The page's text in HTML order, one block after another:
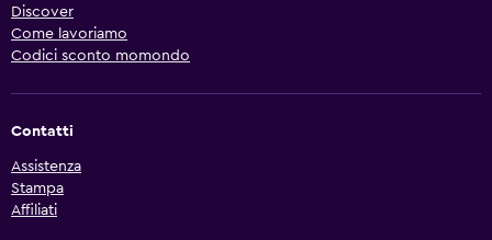
Discover
Come lavoriamo
Codici sconto momondo
Contatti
Assistenza
Stampa
Affiliati